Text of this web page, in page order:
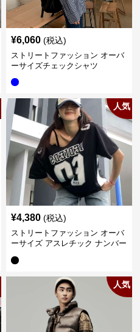
¥6,060 (税込)
ストリートファッション オーバ
ーサイズチェックシャツ
人気
¥4,380 (税込)
ストリートファッション オーバ
ーサイズ アスレチック ナンバー
人気